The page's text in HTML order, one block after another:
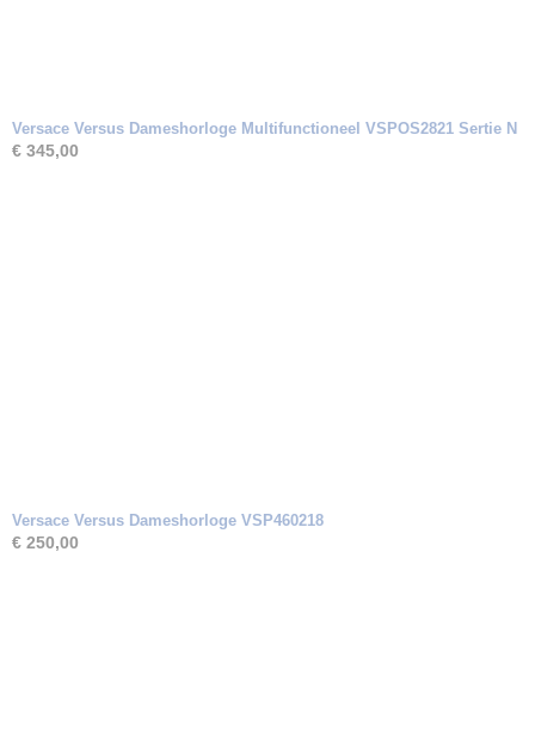
Versace Versus Dameshorloge Multifunctioneel VSPOS2821 Sertie N
€ 345,00
Versace Versus Dameshorloge VSP460218
€ 250,00